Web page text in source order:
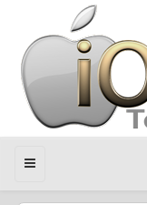
منو